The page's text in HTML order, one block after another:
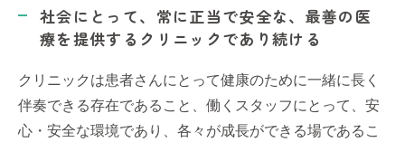
社会にとって、常に正当で安全な、最善の医
療を提供するクリニックであり続ける
クリニックは患者さんにとって健康のために一緒に長く
伴奏できる存在であること、働くスタッフにとって、安
心・安全な環境であり、各々が成長ができる場であるこ